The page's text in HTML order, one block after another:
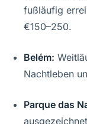
fußläufig
€150–250.
Belém:
Nachtleben
Parque das